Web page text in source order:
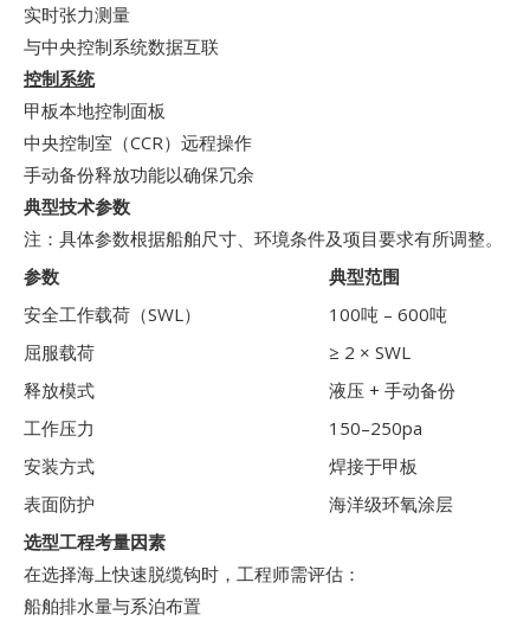
实时张力测量
与中央控制系统数据互联
控制系统
甲板本地控制面板
中央控制室（CCR）远程操作
手动备份释放功能以确保冗余
典型技术参数
注：具体参数根据船舶尺寸、环境条件及项目要求有所调整。
参数
典型范围
安全工作载荷（SWL）
100吨 – 600吨
屈服载荷
≥ 2 × SWL
释放模式
液压 + 手动备份
工作压力
150–250pa
安装方式
焊接于甲板
表面防护
海洋级环氧涂层
选型工程考量因素
在选择海上快速脱缆钩时，工程师需评估：
船舶排水量与系泊布置